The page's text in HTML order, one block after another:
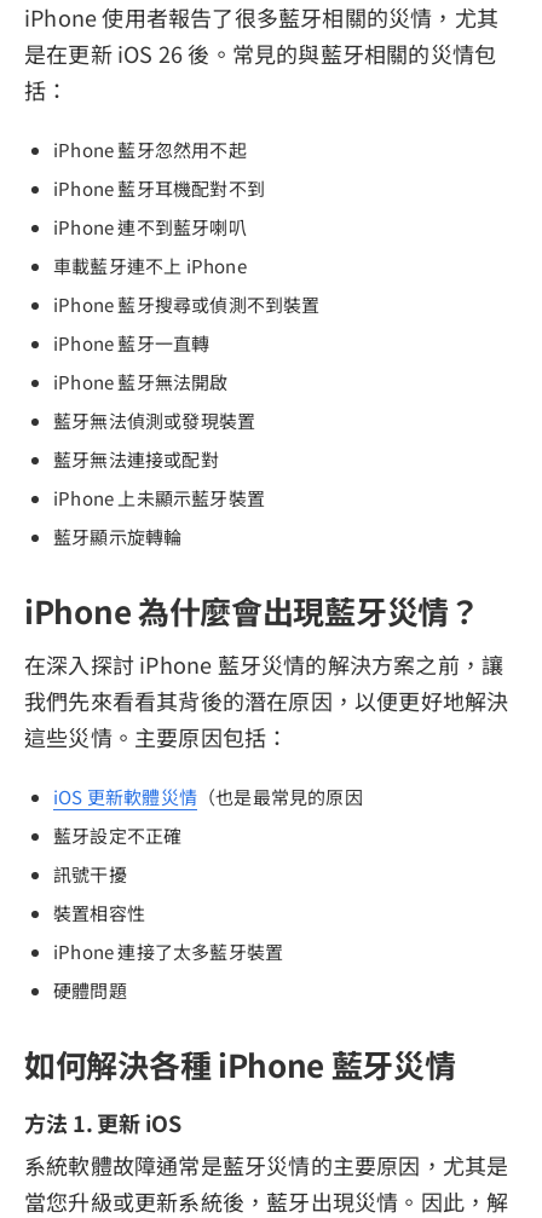
iPhone 使用者報告了很多藍牙相關的災情，尤其
是在更新 iOS 26 後。常見的與藍牙相關的災情包
括：
iPhone 藍牙忽然用不起
iPhone 藍牙耳機配對不到
iPhone 連不到藍牙喇叭
車載藍牙連不上 iPhone
iPhone 藍牙搜尋或偵測不到裝置
iPhone 藍牙一直轉
iPhone 藍牙無法開啟
藍牙無法偵測或發現裝置
藍牙無法連接或配對
iPhone 上未顯示藍牙裝置
藍牙顯示旋轉輪
iPhone 為什麼會出現藍牙災情？
在深入探討 iPhone 藍牙災情的解決方案之前，讓
我們先來看看其背後的潛在原因，以便更好地解決
這些災情。主要原因包括：
iOS 更新軟體災情 （也是最常見的原因
藍牙設定不正確
訊號干擾
裝置相容性
iPhone 連接了太多藍牙裝置
硬體問題
如何解決各種 iPhone 藍牙災情
方法 1. 更新 iOS
系統軟體故障通常是藍牙災情的主要原因，尤其是
當您升級或更新系統後，藍牙出現災情。因此，解